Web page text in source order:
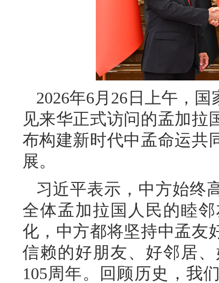
2026年6月26日上午，
见来华正式访问的孟加拉
布构建新时代中孟命运共
展。
习近平表示，中方始终
全体孟加拉国人民的睦
化，中方都将坚持中孟友
信赖的好朋友、好邻居
105周年。回顾历史，我